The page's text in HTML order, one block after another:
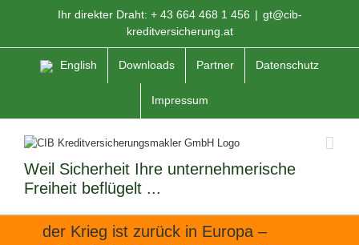
Ihr direkter Draht: + 43 664 468 1 456 | gt@cib-
kreditversicherung.at
English Downloads Partner Datenschutz
Impressum
Weil Sicherheit Ihre unternehmerische
Freiheit beflügelt ...
der Krieg ist zurück in Europa –